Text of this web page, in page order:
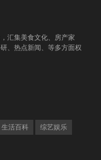
汇集美食文化、房产家
、热点新闻、等多方面权
生活百科 综艺娱乐